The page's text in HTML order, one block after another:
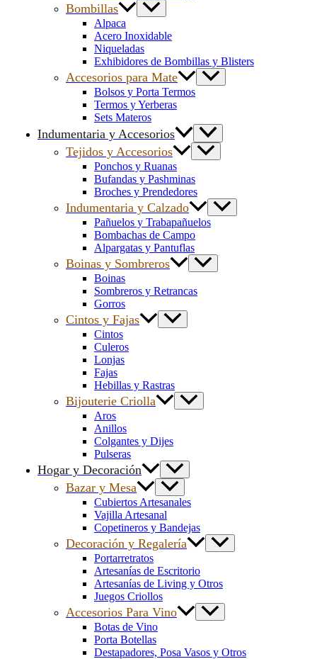
Bombillas
Alpaca
Acero Inoxidable
Niqueladas
Exhibidores de Bombillas y Blisters
Accesorios para Mate
Bolsos y Porta Termos
Termos y Yerberas
Sets Materos
Indumentaria y Accesorios
Tejidos y Accesorios
Ponchos y Ruanas
Bufandas y Pashminas
Broches y Prendedores
Indumentaria y Calzado
Pañuelos y Trabapañuelos
Bombachas de Campo
Alpargatas y Pantuflas
Boinas y Sombreros
Boinas
Sombreros y Retrancas
Gorros
Cintos y Fajas
Cintos
Culeros
Lonjas
Fajas
Hebillas y Rastras
Bijouterie Criolla
Aros
Anillos
Colgantes y Dijes
Pulseras
Hogar y Decoración
Bazar y Mesa
Cubiertos Artesanales
Vajilla Artesanal
Copetineros y Bandejas
Decoración y Regalería
Portarretratos
Artesanías de Escritorio
Artesanías de Living y Otros
Juegos Criollos
Accesorios Para Vino
Botas de Vino
Porta Botellas
Destapadores, Posa Vasos y Otros